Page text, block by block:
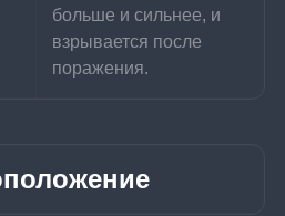
больше и сильнее, и
взрывается после
поражения.